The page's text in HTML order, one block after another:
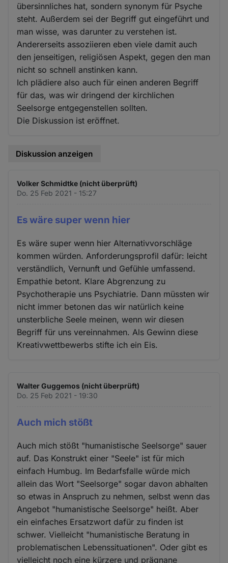
übersinnliches hat, sondern synonym für Psyche
steht. Außerdem sei der Begriff gut eingeführt und
man wisse, was darunter zu verstehen ist.
Andererseits assoziieren eben viele damit auch
den jenseitigen, religiösen Aspekt, gegen den man
nicht so schnell anstinken kann.
Ich plädiere also auch für einen anderen Begriff
für das, was wir dringend der kirchlichen
Seelsorge entgegenstellen sollten.
Die Diskussion ist eröffnet.
Diskussion anzeigen
Volker Schmidtke (nicht überprüft)
Do. 25 Feb 2021 - 15:27
Es wäre super wenn hier
Es wäre super wenn hier Alternativvorschläge
kommen würden. Anforderungsprofil dafür: leicht
verständlich, Vernunft und Gefühle umfassend.
Empathie betont. Klare Abgrenzung zu
Psychotherapie uns Psychiatrie. Dann müssten wir
nicht immer betonen das wir natürlich keine
unsterbliche Seele meinen, wenn wir diesen
Begriff für uns vereinnahmen. Als Gewinn diese
Kreativwettbewerbs stifte ich ein Eis.
Walter Guggemos (nicht überprüft)
Do. 25 Feb 2021 - 19:30
Auch mich stößt
Auch mich stößt "humanistische Seelsorge" sauer
auf. Das Konstrukt einer "Seele" ist für mich
einfach Humbug. Im Bedarfsfalle würde mich
allein das Wort "Seelsorge" sogar davon abhalten
so etwas in Anspruch zu nehmen, selbst wenn das
Angebot "humanistische Seelsorge" heißt. Aber
ein einfaches Ersatzwort dafür zu finden ist
schwer. Vielleicht "humanistische Beratung in
problematischen Lebenssituationen". Oder gibt es
vielleicht noch eine kürzere und prägnane